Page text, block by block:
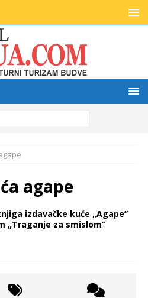
agape
izdavačke kuće „Agape”
„Traganje za smislom”